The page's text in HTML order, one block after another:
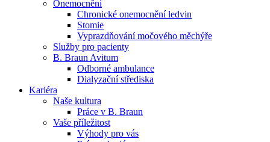
Onemocnění
Chronické onemocnění ledvin
Stomie
Vyprazdňování močového měchýře
Služby pro pacienty
B. Braun Avitum
Odborné ambulance
Dialyzační střediska
Kariéra
Naše kultura
Práce v B. Braun
Vaše příležitost​
Výhody pro vás